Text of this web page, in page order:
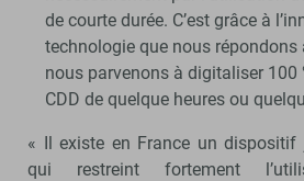
de courte durée. C’est grâce à
technologie que nous répondons
nous parvenons à digitaliser 100
CDD de quelque heures ou
« Il existe en France un dispositif
qui restreint fortement